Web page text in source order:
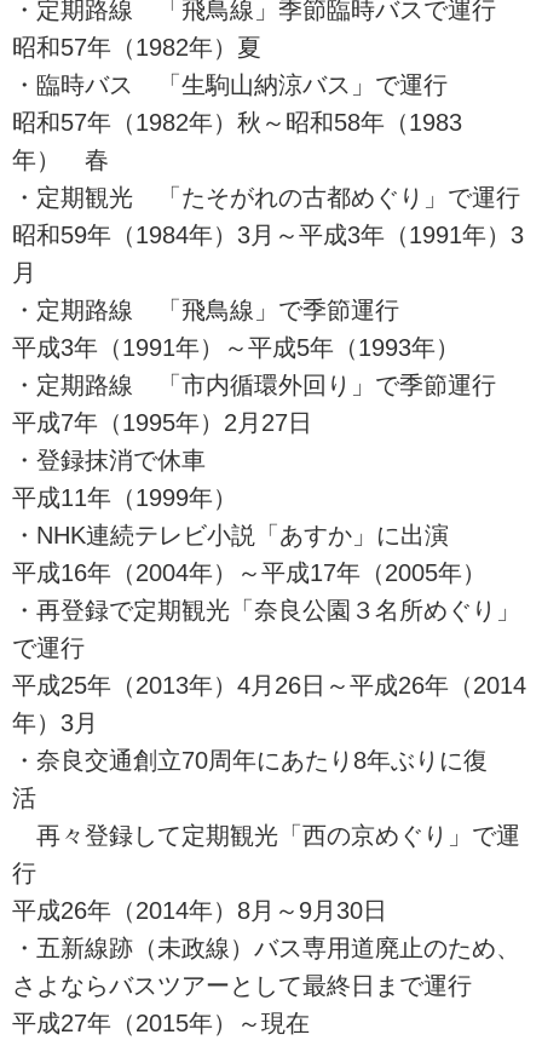
・定期路線 「飛鳥線」季節臨時バスで運行
昭和57年（1982年）夏
・臨時バス 「生駒山納涼バス」で運行
昭和57年（1982年）秋～昭和58年（1983
年） 春
・定期観光 「たそがれの古都めぐり」で運行
昭和59年（1984年）3月～平成3年（1991年）3
月
・定期路線 「飛鳥線」で季節運行
平成3年（1991年）～平成5年（1993年）
・定期路線 「市内循環外回り」で季節運行
平成7年（1995年）2月27日
・登録抹消で休車
平成11年（1999年）
・NHK連続テレビ小説「あすか」に出演
平成16年（2004年）～平成17年（2005年）
・再登録で定期観光「奈良公園３名所めぐり」
で運行
平成25年（2013年）4月26日～平成26年（2014
年）3月
・奈良交通創立70周年にあたり8年ぶりに復
活
再々登録して定期観光「西の京めぐり」で運
行
平成26年（2014年）8月～9月30日
・五新線跡（未政線）バス専用道廃止のため、
さよならバスツアーとして最終日まで運行
平成27年（2015年）～現在